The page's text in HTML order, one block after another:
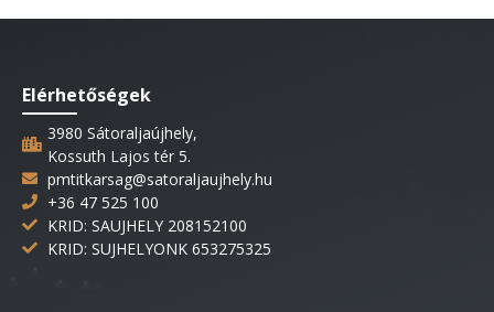
Elérhetőségek
3980 Sátoraljaújhely,
Kossuth Lajos tér 5.
pmtitkarsag@satoraljaujhely.hu
+36 47 525 100
KRID: SAUJHELY 208152100
KRID: SUJHELYONK 653275325